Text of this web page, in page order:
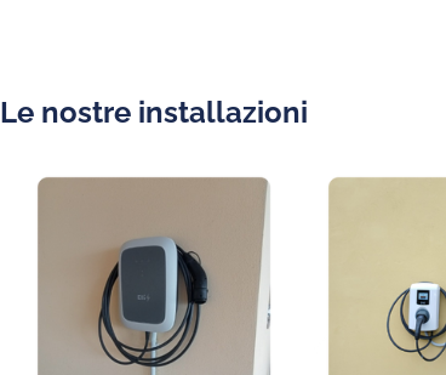
Le nostre installazioni